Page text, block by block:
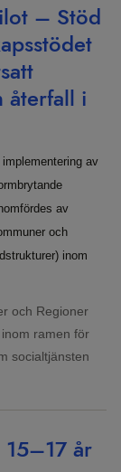
– Stöd
återfall i
av
av
och
inom
och Regioner
ramen för
socialtjänsten
år